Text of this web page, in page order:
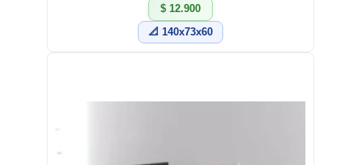
$ 12.900
📐 140x73x60